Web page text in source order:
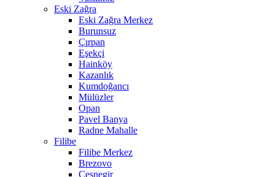
Eski Zağra
Eski Zağra Merkez
Burunsuz
Çırpan
Eşekçi
Hainköy
Kazanlık
Kumdoğancı
Mülüzler
Opan
Pavel Banya
Radne Mahalle
Filibe
Filibe Merkez
Brezovo
Çeşnegir